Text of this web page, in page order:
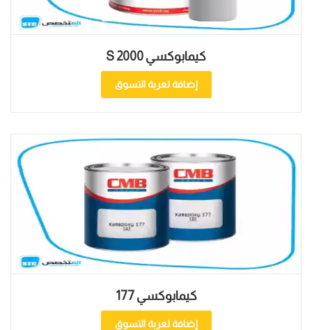
كيمابوكسي S 2000
إضافة لعربة التسوق
كيمابوكسي 177
إضافة لعربة التسوق